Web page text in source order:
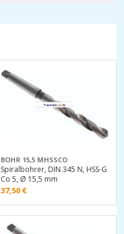
BOHR 15,5 MHSSCO
Spiralbohrer, DIN 345 N, HSS-G
Co 5, Ø 15,5 mm
37,50 €